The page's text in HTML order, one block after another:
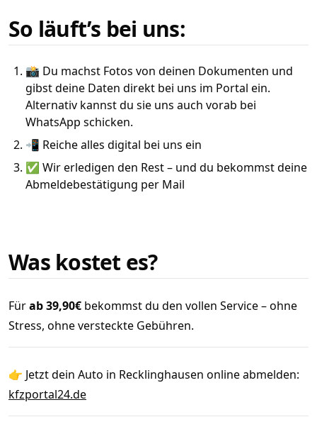
So läuft’s bei uns:
📸 Du machst Fotos von deinen Dokumenten und
gibst deine Daten direkt bei uns im Portal ein.
Alternativ kannst du sie uns auch vorab bei
WhatsApp schicken.
📲 Reiche alles digital bei uns ein
✅ Wir erledigen den Rest – und du bekommst deine
Abmeldebestätigung per Mail
Was kostet es?
Fürab 39,90€ bekommst du den vollen Service – ohne
Stress, ohne versteckte Gebühren.
👉 Jetzt dein Auto in Recklinghausen online abmelden:
kfzportal24.de